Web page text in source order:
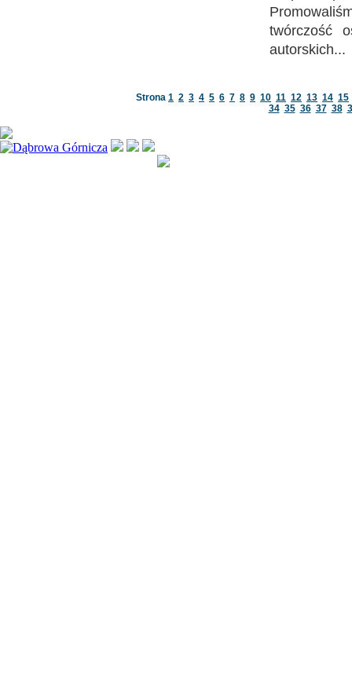
twórczość
Strona 1 2 3 4 5 6 7 8 9 10 11 12 13 14 15
34 35 36 37 38